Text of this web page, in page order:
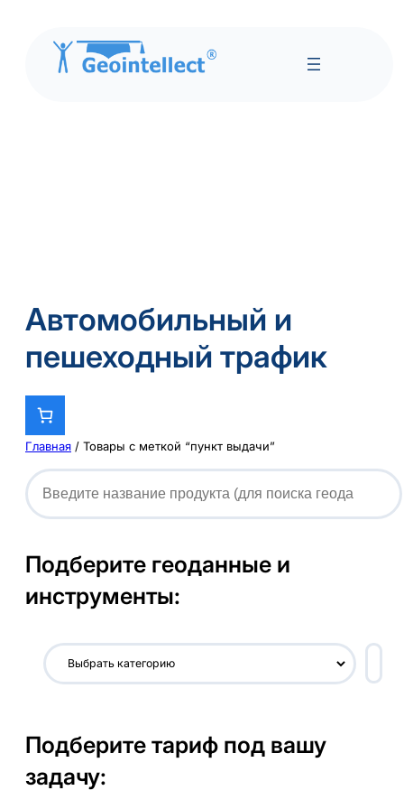
Автомобильный и
пешеходный трафик
Главная / Товары с меткой “пункт выдачи”
Подберите геоданные и
инструменты:
В
ы
а
ь
Подберите тариф под вашу
задачу: